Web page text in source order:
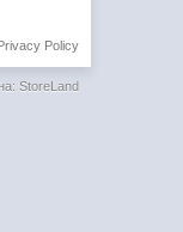
Policy
StoreLand